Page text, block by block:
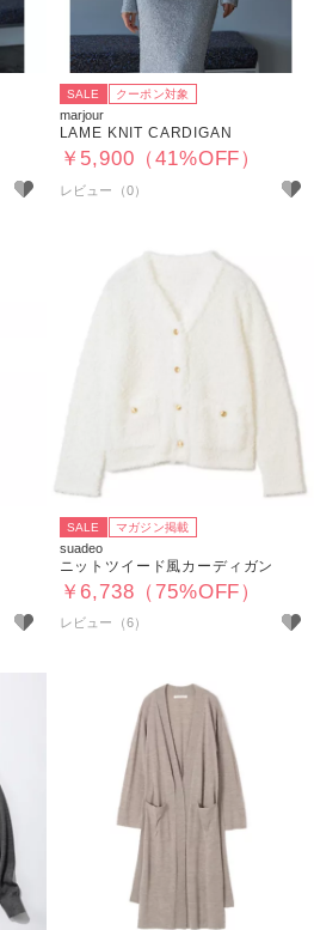
SALE クーポン対象
marjour
LAME KNIT CARDIGAN
￥5,900（41%OFF）
SALE マガジン掲載
suadeo
ニットツイード風カーディガン
￥6,738（75%OFF）
レビュー（6）